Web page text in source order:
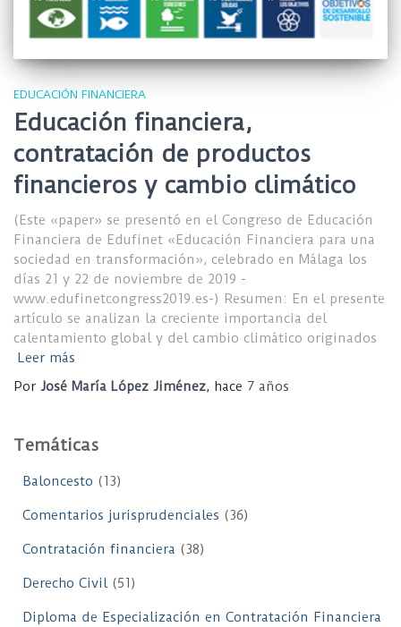
EDUCACIÓN FINANCIERA
Educación financiera,
contratación de productos
financieros y cambio climático
(Este «paper» se presentó en el Congreso de Educación
Financiera de Edufinet «Educación Financiera para una
sociedad en transformación», celebrado en Málaga los
días 21 y 22 de noviembre de 2019 -
www.edufinetcongress2019.es-) Resumen: En el presente
artículo se analizan la creciente importancia del
calentamiento global y del cambio climático originados
Leer más
Por José María López Jiménez, hace 7 años
Temáticas
Baloncesto (13)
Comentarios jurisprudenciales (36)
Contratación financiera (38)
Derecho Civil(51)
Diploma de Especialización en Contratación Financiera